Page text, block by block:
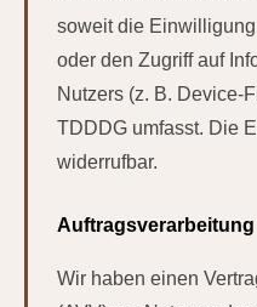
soweit die
oder den Zugriff auf
Nutzers (z. B. Device-
TDDDG umfasst. Die
widerrufbar.
Auftragsverarbeitung
Wir haben einen